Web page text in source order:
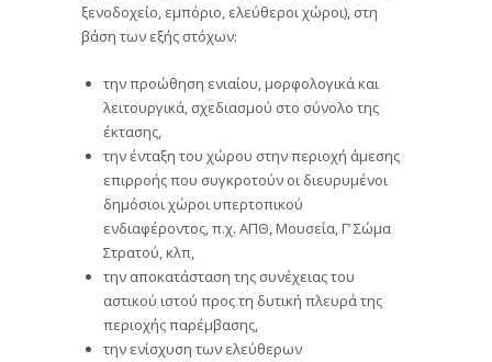
ξενοδοχείο, εμπόριο, ελεύθεροι χώροι), στη
βάση των εξής στόχων:
την προώθηση ενιαίου, μορφολογικά και
λειτουργικά, σχεδιασμού στο σύνολο της
έκτασης,
την ένταξη του χώρου στην περιοχή άμεσης
επιρροής που συγκροτούν οι διευρυμένοι
δημόσιοι χώροι υπερτοπικού
ενδιαφέροντος, π.χ. ΑΠΘ, Μουσεία, Γ’ Σώμα
Στρατού, κλπ,
την αποκατάσταση της συνέχειας του
αστικού ιστού προς τη δυτική πλευρά της
περιοχής παρέμβασης,
την ενίσχυση των ελεύθερων